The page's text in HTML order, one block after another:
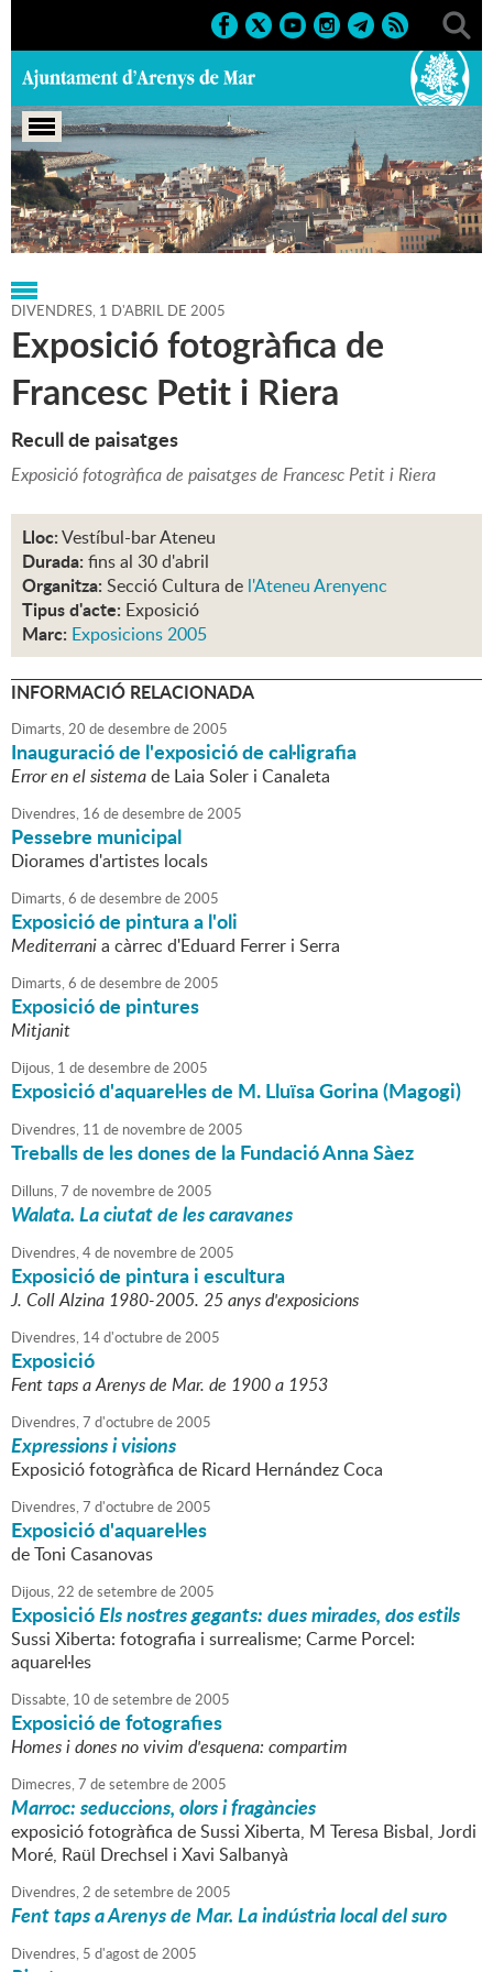
Portada > Regidories > Cultura > Agenda > 01-04-2005
DIVENDRES, 1 D'ABRIL DE 2005
Exposició fotogràfica de
Francesc Petit i Riera
Recull de paisatges
Exposició fotogràfica de paisatges de Francesc Petit i Riera
Lloc:Vestíbul-bar Ateneu
Durada: fins al 30 d'abril
Organitza: Secció Cultura de l'Ateneu Arenyenc
Tipus d'acte: Exposició
Marc: Exposicions 2005
INFORMACIÓ RELACIONADA
Dimarts,20 dedesembrede2005
Inauguració de l'exposició de cal·ligrafia
Error en el sistemade Laia Soler i Canaleta
Divendres, 16 dedesembrede2005
Pessebre municipal
Diorames d'artistes locals
Dimarts,6 dedesembrede2005
Exposició de pintura a l'oli
Mediterrania càrrec d'Eduard Ferrer i Serra
Dimarts,6 dedesembrede2005
Exposició de pintures
Mitjanit
Dijous, 1 dedesembrede2005
Exposició d'aquarel·les de M. Lluïsa Gorina (Magogi)
Divendres, 11 de novembrede2005
Treballs de les dones de la Fundació Anna Sàez
Dilluns,7 de novembrede2005
Walata. La ciutat de les caravanes
Divendres,4de novembrede2005
Exposició de pintura i escultura
J. Coll Alzina 1980-2005. 25 anys d'exposicions
Divendres, 14d'octubrede2005
Exposició
Fent taps a Arenys de Mar. de 1900 a 1953
Divendres,7 d'octubrede2005
Expressions i visions
Exposició fotogràfica de Ricard Hernández Coca
Divendres,7 d'octubrede2005
Exposició d'aquarel·les
de Toni Casanovas
Dijous,22 desetembrede2005
ExposicióEls nostres gegants: dues mirades, dos estils
Sussi Xiberta: fotografia i surrealisme; Carme Porcel:
aquarel·les
Dissabte, 10 desetembrede2005
Exposició de fotografies
Homes i dones no vivim d'esquena: compartim
Dimecres,7 desetembrede2005
Marroc: seduccions, olors i fragàncies
exposició fotogràfica de Sussi Xiberta, M Teresa Bisbal, Jordi
Moré, Raül Drechsel i Xavi Salbanyà
Divendres,2 desetembrede2005
Fent taps a Arenys de Mar. La indústria local del suro
Divendres, 5 d'agostde2005